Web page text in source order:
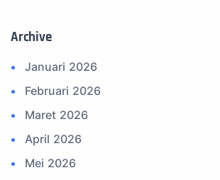
12. Federasi Aero Sport Indonesia
13. Satuan Karya Dirgantara -
14. Komite Olahraga Militer
15. Upacara
16. Sertijab
17. Potensi Kedirgantaraan
Archive
Januari 2026
Februari 2026
Maret 2026
April 2026
Mei 2026